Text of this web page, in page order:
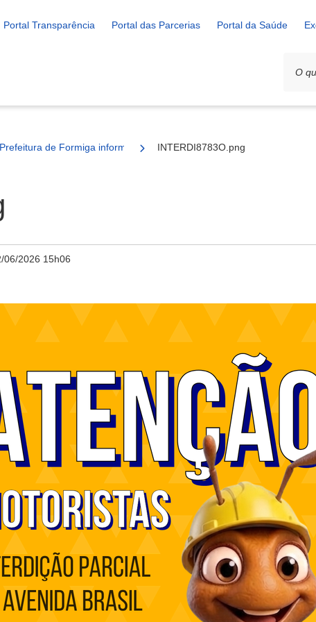
Portal Transparência Portal das Parcerias Portal da Saúde
Prefeitura de Formiga informa interdição parcial na Avenida Brasil para
INTERDI8783O.png
06/2026 15h06